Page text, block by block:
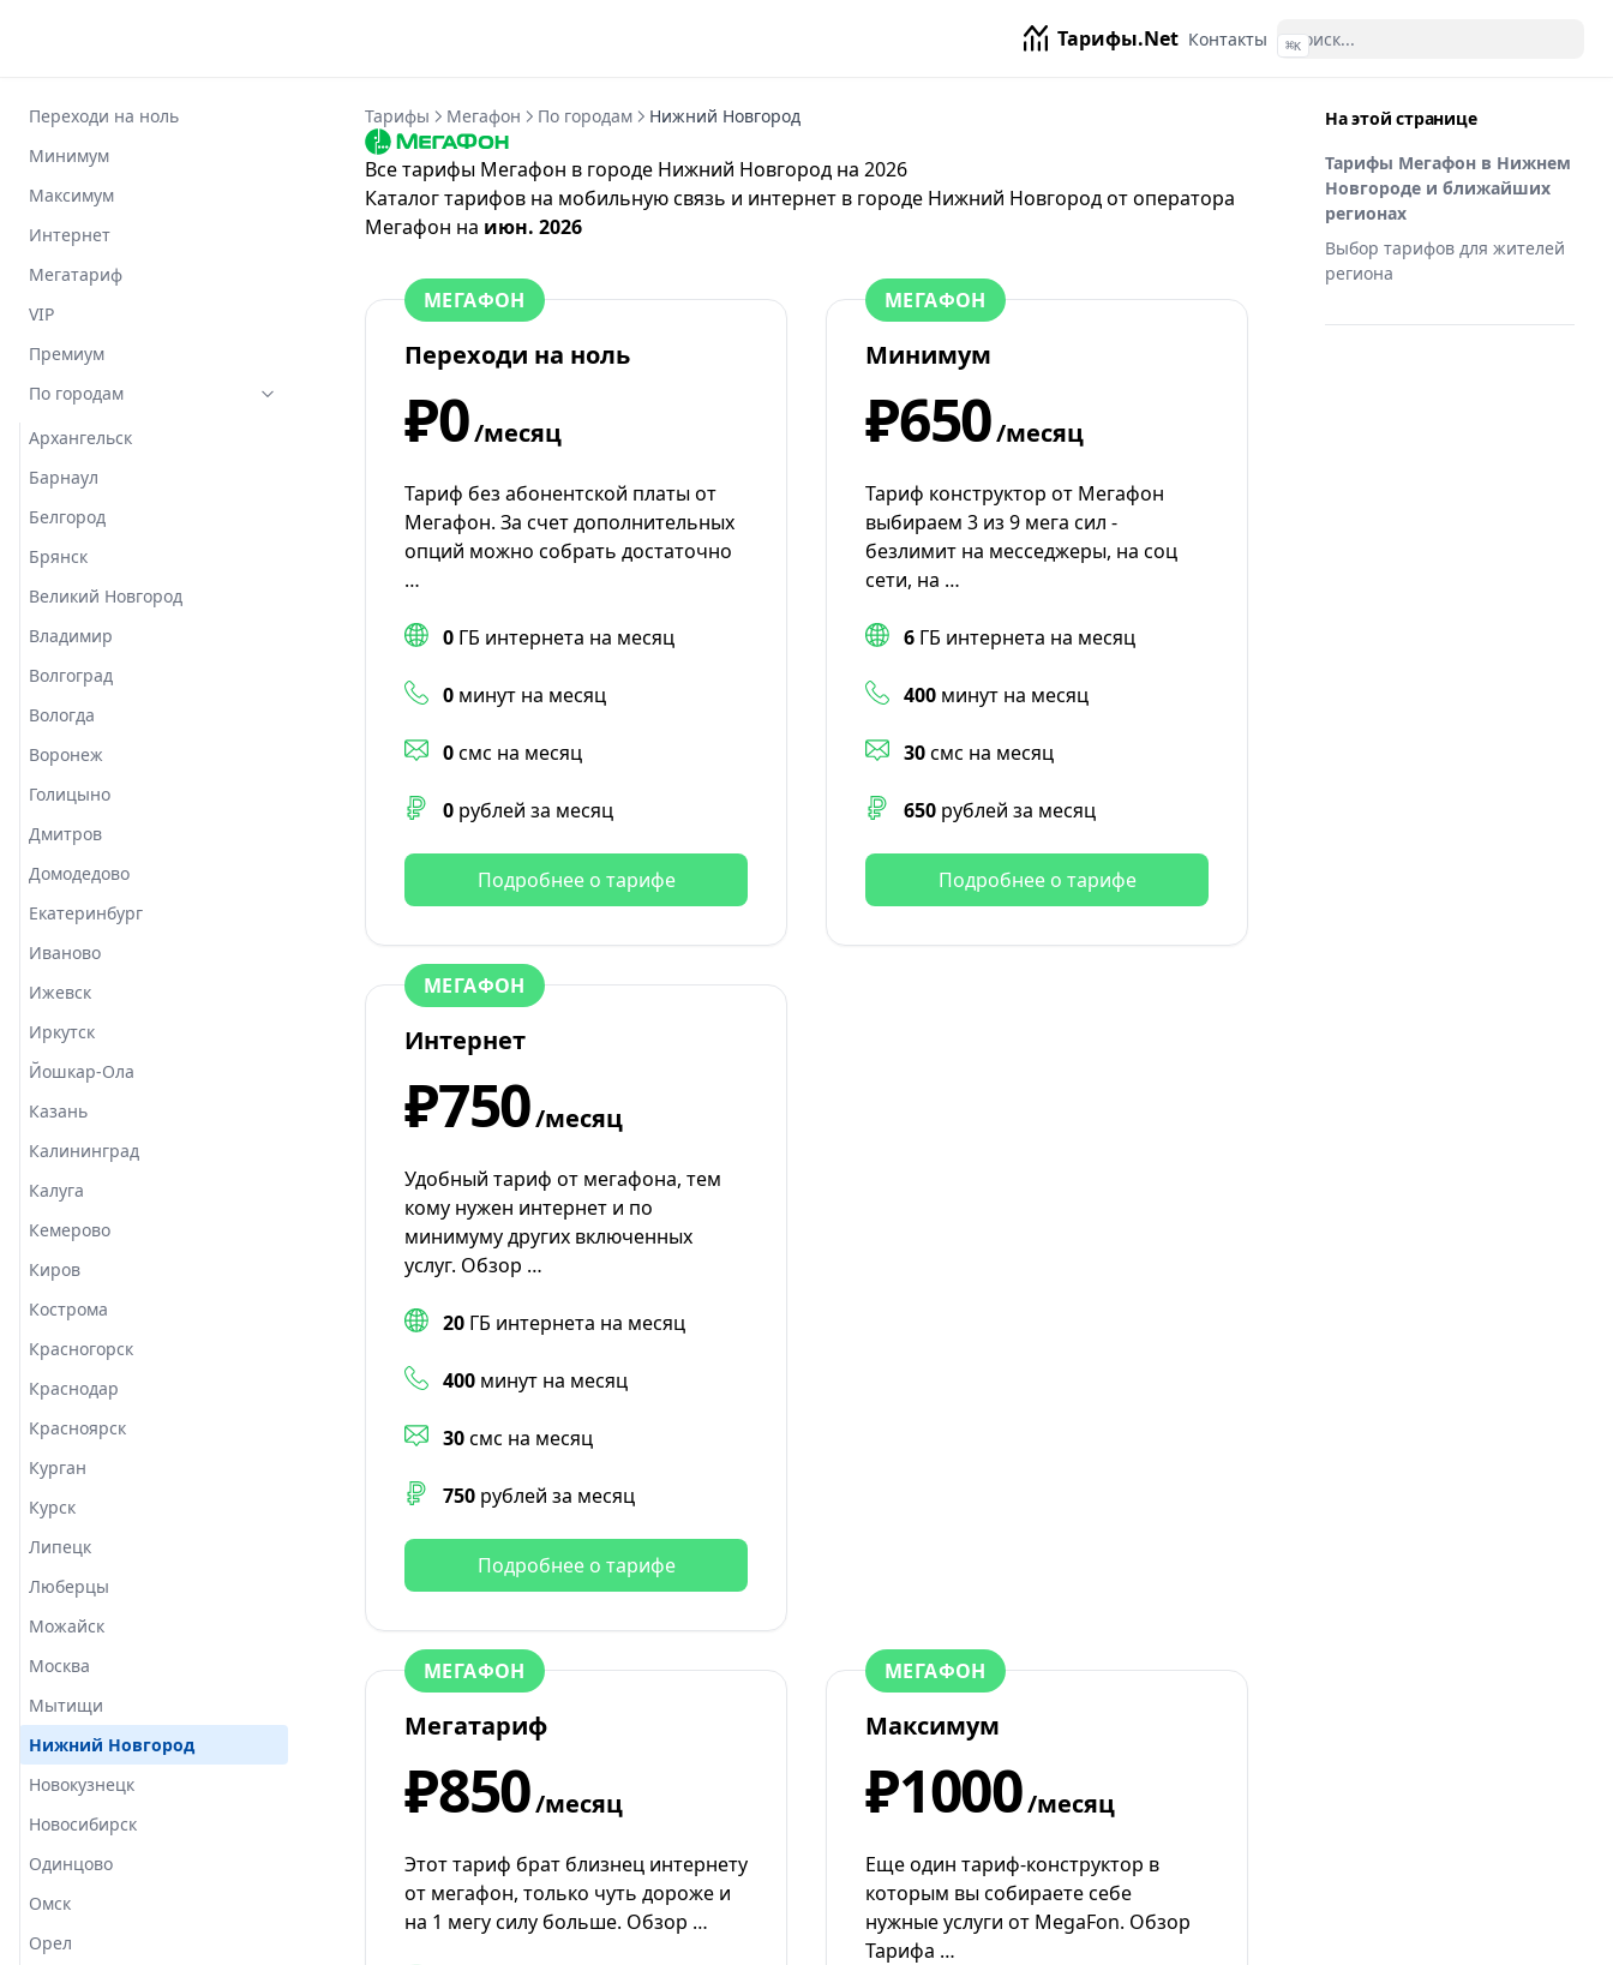
Тарифы.Net Контакты ⌘K
Переходи на ноль
Минимум
Максимум
Интернет
Мегатариф
VIP
Премиум
По городам
Архангельск
Барнаул
Белгород
Брянск
Великий Новгород
Владимир
Волгоград
Вологда
Воронеж
Голицыно
Дмитров
Домодедово
Екатеринбург
Иваново
Ижевск
Иркутск
Йошкар-Ола
Казань
Калининград
Калуга
Кемерово
Киров
Кострома
Красногорск
Краснодар
Красноярск
Курган
Курск
Липецк
Люберцы
Можайск
Москва
Мытищи
Нижний Новгород
Новокузнецк
Новосибирск
Одинцово
Омск
Орел
На этой странице
Тарифы Мегафон в Нижнем
Новгороде и ближайших
регионах
Выбор тарифов для жителей
региона
Тарифы Мегафон По городам Нижний Новгород
Все тарифы Мегафон в городе Нижний Новгород на 2026
Каталог тарифов на мобильную связь и интернет в городе Нижний Новгород отоператора
Мегафон на июн. 2026
МЕГАФОН
Переходи на ноль
₽0/месяц
Тариф без абонентской платы от
Мегафон. За счет дополнительных
опций можно собрать достаточно
…
0 ГБ интернета на месяц
0 минут на месяц
0смс на месяц
0 рублей за месяц
Подробнее о тарифе
МЕГАФОН
Минимум
₽650/месяц
Тариф конструктор от Мегафон
выбираем 3 из 9 мега сил -
безлимит на месседжеры, на соц
сети, на …
6 ГБ интернета на месяц
400 минут на месяц
30смс на месяц
650 рублей за месяц
Подробнее о тарифе
МЕГАФОН
Интернет
₽750/месяц
Удобный тариф от мегафона, тем
кому нужен интернет и по
минимуму других включенных
услуг. Обзор …
20 ГБ интернета на месяц
400 минут на месяц
30смс на месяц
750 рублей за месяц
Подробнее о тарифе
МЕГАФОН
Мегатариф
₽850/месяц
Этот тариф брат близнец интернету
от мегафон, только чуть дороже и
на 1 мегу силу больше. Обзор …
МЕГАФОН
Максимум
₽1000/месяц
Еще один тариф-конструктор в
которым вы собираете себе
нужные услуги от MegaFon. Обзор
Тарифа …